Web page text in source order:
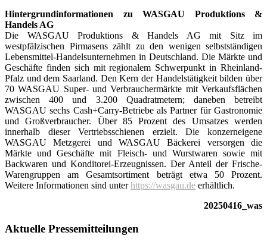
Hintergrundinformationen zu WASGAU Produktions &
Handels AG
Die WASGAU Produktions & Handels AG mit Sitz im
westpfälzischen Pirmasens zählt zu den wenigen selbstständigen
Lebensmittel-Handelsunternehmen in Deutschland. Die Märkte und
Geschäfte finden sich mit regionalem Schwerpunkt in Rheinland-
Pfalz und dem Saarland. Den Kern der Handelstätigkeit bilden über
70 WASGAU Super- und Verbrauchermärkte mit Verkaufsflächen
zwischen 400 und 3.200 Quadratmetern; daneben betreibt
WASGAU sechs Cash+Carry-Betriebe als Partner für Gastronomie
und Großverbraucher. Über 85 Prozent des Umsatzes werden
innerhalb dieser Vertriebsschienen erzielt. Die konzerneigene
WASGAU Metzgerei und WASGAU Bäckerei versorgen die
Märkte und Geschäfte mit Fleisch- und Wurstwaren sowie mit
Backwaren und Konditorei-Erzeugnissen. Der Anteil der Frische-
Warengruppen am Gesamtsortiment beträgt etwa 50 Prozent.
Weitere Informationen sind unterhttps://wasgau.de erhältlich.
20250416_was
Seitenspalte
Aktuelle Pressemitteilungen